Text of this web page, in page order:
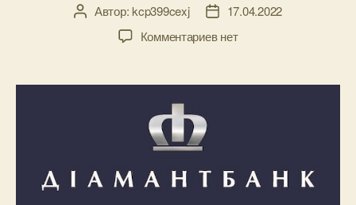
АвторАвтор: kcp399cexj
Дата17.04.2022
Комментариевк
карта
Банк
нет